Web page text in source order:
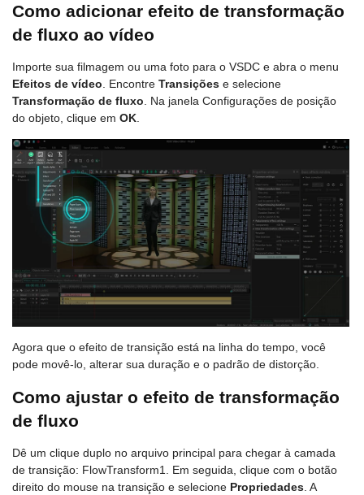
Como adicionar efeito de transformação
de fluxo ao vídeo
Importe sua filmagem ou uma foto para o VSDC e abra o menu
Efeitos de vídeo . Encontre Transições e selecione
Transformação de fluxo . Na janela Configurações de posição
do objeto, clique em OK
Agora que o efeito de transição está na linha do tempo, você
pode movê-lo, alterar sua duração e o padrão de distorção.
Como ajustar o efeito de transformação
de fluxo
Dê um clique duplo no arquivo principal para chegar à camada
de transição: FlowTransform1. Em seguida, clique com o botão
direito do mouse na transição e selecione Propriedades . A